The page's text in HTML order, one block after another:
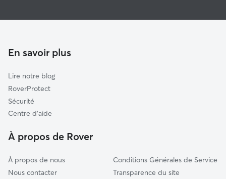
Saint-Joachim
Sainte-Reine-de-Bretagne
Nivillac
Muzillac
Promeneur de Chien à Guérande
En savoir plus
Lire notre blog
RoverProtect
Sécurité
Centre d'aide
À propos de Rover
À propos de nous
Nous contacter
Conditions Générales de Service
Transparence du site